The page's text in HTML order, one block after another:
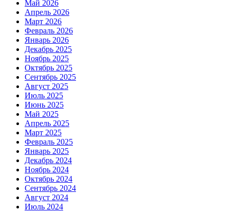
Май 2026
Апрель 2026
Март 2026
Февраль 2026
Январь 2026
Декабрь 2025
Ноябрь 2025
Октябрь 2025
Сентябрь 2025
Август 2025
Июль 2025
Июнь 2025
Май 2025
Апрель 2025
Март 2025
Февраль 2025
Январь 2025
Декабрь 2024
Ноябрь 2024
Октябрь 2024
Сентябрь 2024
Август 2024
Июль 2024